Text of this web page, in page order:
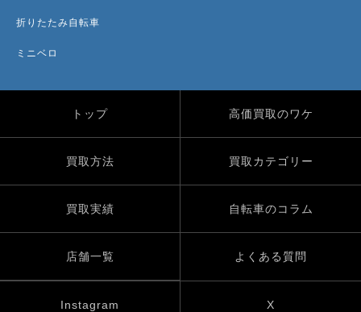
折りたたみ自転車
ミニベロ
トップ 高価買取のワケ
買取方法 買取カテゴリー
買取実績 自転車のコラム
店舗一覧 よくある質問
Instagram X